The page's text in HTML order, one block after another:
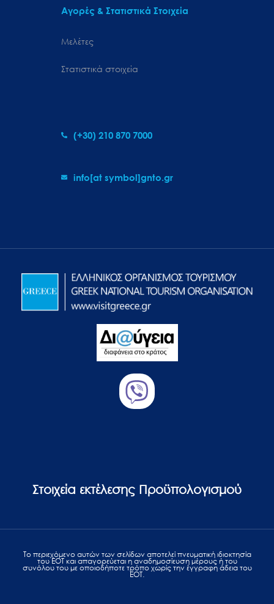
Αγορές & Στατιστικά Στοιχεία
Μελέτες
Στατιστικά στοιχεία
(+30) 210 870 7000
info[at symbol]gnto.gr
Στοιχεία εκτέλεσης Προϋπολογισμού
Το περιεχόμενο αυτών των σελίδων αποτελεί πvευματική ιδιοκτησία
του ΕΟΤ και απαγορεύεται η αναδημοσίευση μέρους ή του
συνόλου του με οποιοδήποτε τρόπο χωρίς την έγγραφη άδεια του
ΕΟΤ.